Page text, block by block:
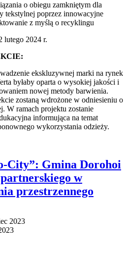
o obiegu zamkniętym dla
tekstylnej poprzez innowacyjne
z myślą o recyklingu
lutego 2024 r.
ekskluzywnej marki na rynek
byłaby oparta o wysokiej jakości i
nowej metody barwienia.
zostaną wdrożone w odniesieniu o
W ramach projektu zostanie
informująca na temat
wykorzystania odzieży.
City”: Gmina Dorohoi
w
przestrzennego
2023